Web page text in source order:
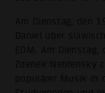
Am Dienstag, den
Daniel über
EDM. Am
Zdeněk Nebřenský
populärer Musik in